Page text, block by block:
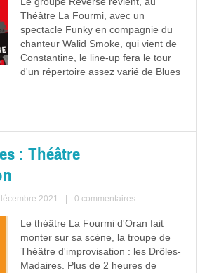
Théâtre La Fourmi, avec un
spectacle Funky en compagnie du
chanteur Walid Smoke, qui vient de
Constantine, le line-up fera le tour
d'un répertoire assez varié de Blues
: Théâtre
2021 0 commentaires
Le théâtre La Fourmi d'Oran fait
monter sur sa scène, la troupe de
Théâtre d'improvisation : les Drôles-
Madaires. Plus de 2 heures de